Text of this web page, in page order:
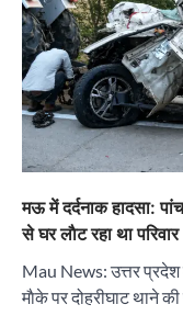
मऊ में दर्दनाक हादसा:
से घर लाैट रहा था परिवार
Mau News: उत्तर
माैके पर दोहरीघाट थाने